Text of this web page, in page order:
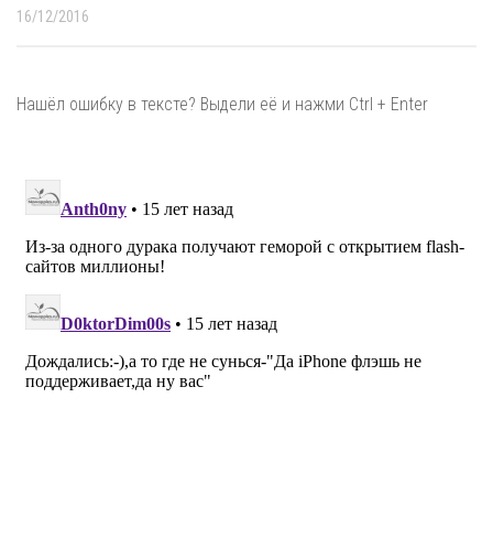
16/12/2016
Нашёл ошибку в тексте? Выдели её и нажми Ctrl + Enter